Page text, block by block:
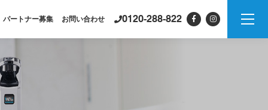
パートナー募集 お問い合わせ 0120-288-822
製品情報